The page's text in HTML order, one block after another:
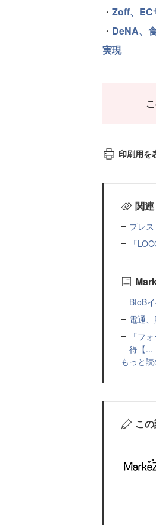
・ Zoff、EC
・ DeNA、
実現
印刷用を
関
プレ
「
BtoB
電通
「フ
得【...
もっと読
こ